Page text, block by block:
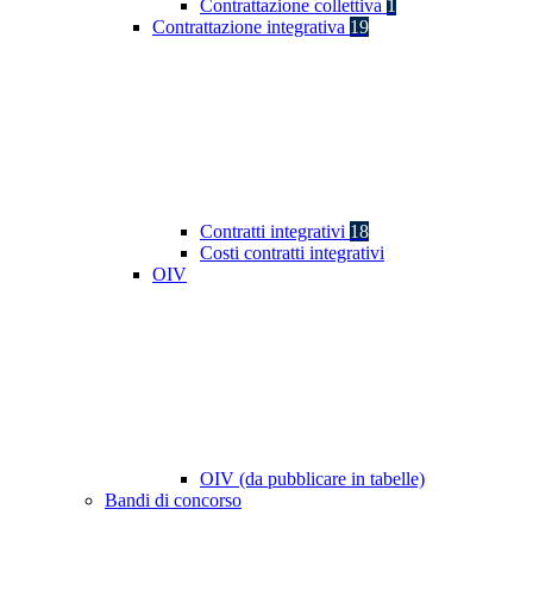
Contrattazione collettiva 1
Contrattazione integrativa 19
Contratti integrativi 18
Costi contratti integrativi
OIV
OIV (da pubblicare in tabelle)
Bandi di concorso